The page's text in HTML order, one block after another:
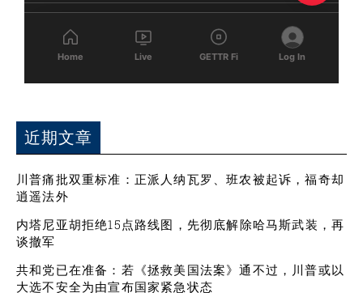
近期文章
川普痛批双重标准：正派人纳瓦罗、班农被起诉，福奇却
逍遥法外
内塔尼亚胡拒绝15点路线图，先彻底解除哈马斯武装，再
谈撤军
共和党已在准备：若《拯救美国法案》通不过，川普或以
大选不安全为由宣布国家紧急状态